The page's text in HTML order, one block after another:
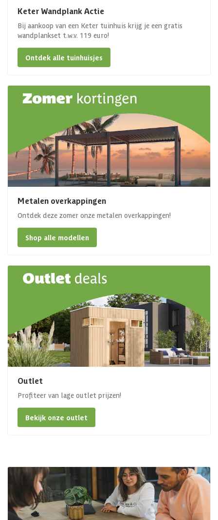
Keter Wandplank Actie
Bij aankoop van een Keter tuinhuis krijg je een gratis
wandplankset t.w.v. 119 euro!
Ontdek alle tuinhuisjes
Metalen overkappingen
Ontdek deze zomer onze metalen overkappingen!
Shop alle modellen
Outlet
Profiteer van lage outlet prijzen!
Bekijk onze outlet